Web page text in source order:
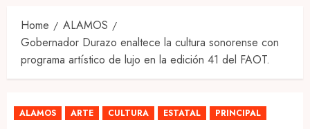
Home
ALAMOS
Gobernador Durazo enaltece la cultura sonorense con
programa artístico de lujo en la edición 41 del FAOT.
ALAMOS ARTE CULTURA ESTATAL PRINCIPAL